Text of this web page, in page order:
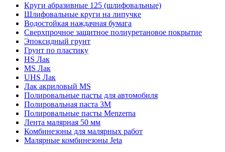
Круги абразивные 125 (шлифовальные)
Шлифовальные круги на липучке
Водостойкая наждачная бумага
Сверхпрочное защитное полиуретановое покрытие
Эпоксидный грунт
Грунт по пластику
HS Лак
MS Лак
UHS Лак
Лак акриловый MS
Полировальные пасты для автомобиля
Полировальная паста 3М
Полировальные пасты Menzerna
Лента малярная 50 мм
Комбинезоны для малярных работ
Малярные комбинезоны Jeta